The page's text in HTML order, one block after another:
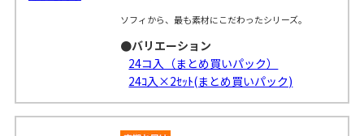
ソフィから、最も素材にこだわったシリーズ。
●バリエーション
24コ入（まとめ買いパック）
24ｺ入×2ｾｯﾄ(まとめ買いパック)